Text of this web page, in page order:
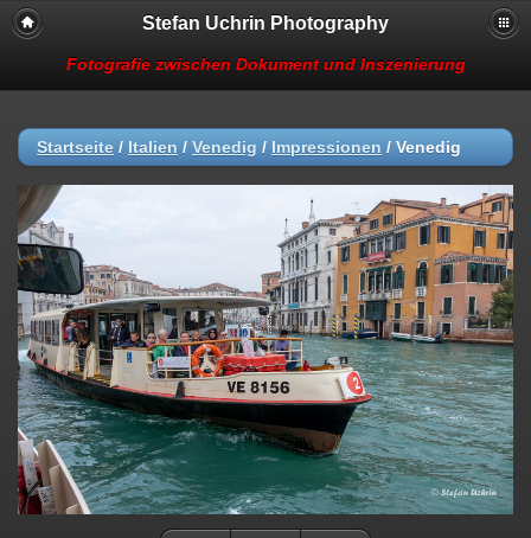
Stefan Uchrin Photography
Fotografie zwischen Dokument und Inszenierung
Startseite / Italien / Venedig / Impressionen / Venedig